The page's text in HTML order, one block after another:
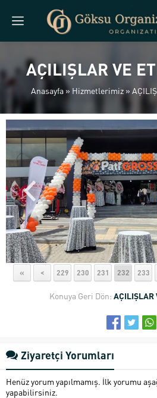
AÇILIŞLAR VE
Anasayfa» Hizmetlerimiz»
« < 229 230 231 232 233
Konuya Geri Dön: AÇILIŞLAR
Ziyaretçi Yorumları
Henüz yorum yapılmamış. İlk yorumu
yapabilirsiniz.